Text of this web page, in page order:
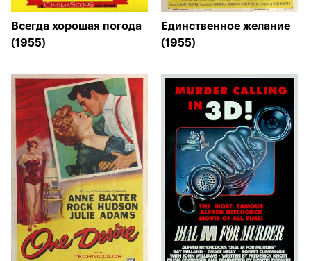
Всегда хорошая погода
(1955)
Единственное желание
(1955)